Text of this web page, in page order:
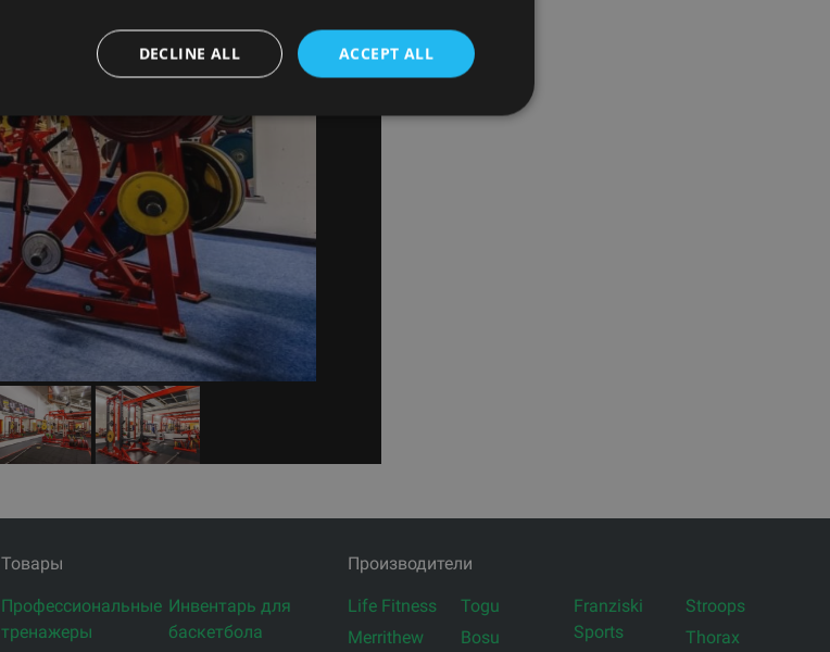
Товары
Профессиональные
тренажеры
Инвентарь для
баскетбола
Производители
Life Fitness
Merrithew
Togu
Bosu
Franziski
Sports
Stroops
Thorax
ACCEPT ALL
DECLINE ALL